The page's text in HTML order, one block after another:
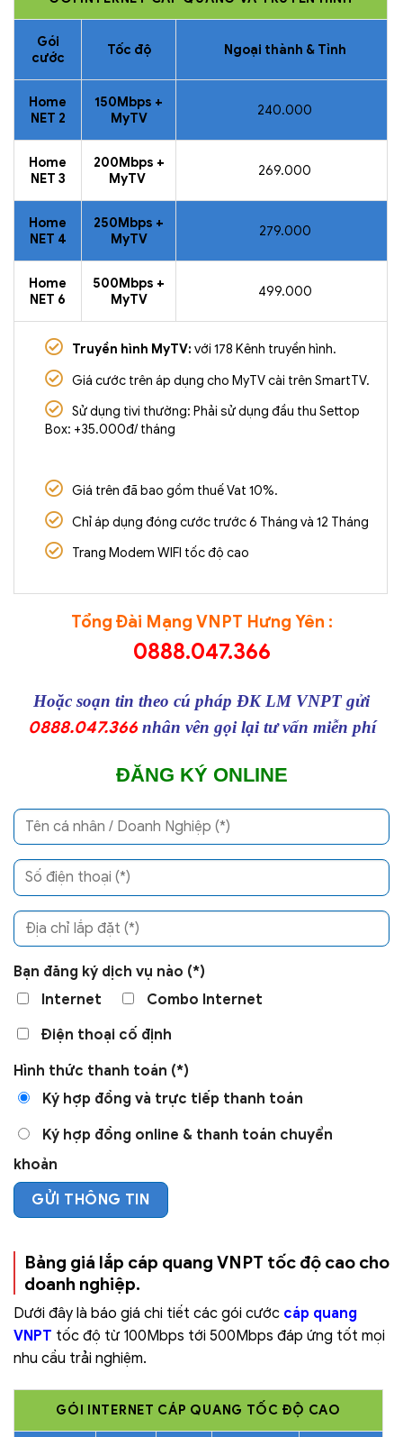
Gói
cước
Tốc độ Ngoại thành & Tỉnh
Home
NET 2
150Mbps +
MyTV
240.000
Home
NET 3
200Mbps +
MyTV
269.000
Home
NET 4
250Mbps +
MyTV
279.000
Home
NET 6
500Mbps +
MyTV
499.000
Truyền hình MyTV: với 178 Kênh truyền hình.
Giá cước trên áp dụng cho MyTV cài trên SmartTV.
Sử dụng tivi thường: Phải sử dụng đầu thu Settop
Box: +35.000đ/ tháng
Giá trên đã bao gồm thuế Vat 10%.
Chỉ áp dụng đóng cước trước 6 Tháng và 12 Tháng
Trang Modem WIFI tốc độ cao
Tổng Đài Mạng VNPT Hưng Yên :
0888.047.366
Hoặc soạn tin theo cú pháp ĐK LM VNPT gửi
0888.047.366nhân vên gọi lại tư vấn miễn phí
ĐĂNG KÝ ONLINE
Bạn đăng ký dịch vụ nào (*)
Internet
Combo Internet
Điện thoại cố định
Hình thức thanh toán (*)
Ký hợp đồng và trực tiếp thanh toán
Ký hợp đồng online & thanh toán chuyển
khoản
Bảng giá lắp cáp quang VNPT tốc độ cao cho
doanh nghiệp.
Dưới đây là báo giá chi tiết các gói cước cáp quang
VNPT tốc độ từ 100Mbps tới 500Mbps đáp ứng tốt mọi
nhu cầu trải nghiệm.
GÓI INTERNET CÁP QUANG TỐC ĐỘ CAO